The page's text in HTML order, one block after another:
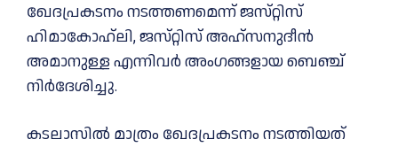
ഖേദപ്രകടനം നടത്തണമെന്ന്‌ ജസ്‌റ്റിസ്‌
ഹിമാകോഹ്‌ലി, ജസ്‌റ്റിസ്‌ അഹ്‌സനുദീൻ
അമാനുള്ള എന്നിവർ അംഗങ്ങളായ ബെഞ്ച്‌
നിർദേശിച്ചു.
കടലാസിൽ മാത്രം ഖേദപ്രകടനം നടത്തിയത്‌